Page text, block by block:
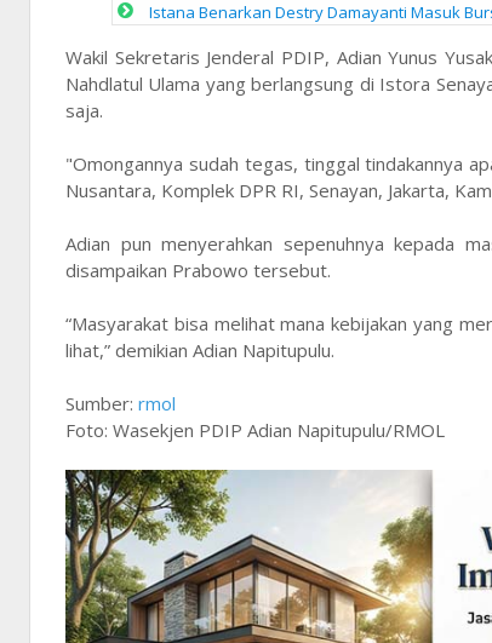
Istana Benarkan Destry Damayanti Masuk
Wakil Sekretaris Jenderal PDIP, Adian Yunus
Nahdlatul Ulama yang berlangsung di Istora
saja.
"Omongannya sudah tegas, tinggal tindakannya
Nusantara, Komplek DPR RI, Senayan, Jakarta,
Adian pun menyerahkan sepenuhnya kepada
disampaikan Prabowo tersebut.
“Masyarakat bisa melihat mana kebijakan yang
lihat,” demikian Adian Napitupulu.
Sumber: rmol
Foto: Wasekjen PDIP Adian Napitupulu/RMOL